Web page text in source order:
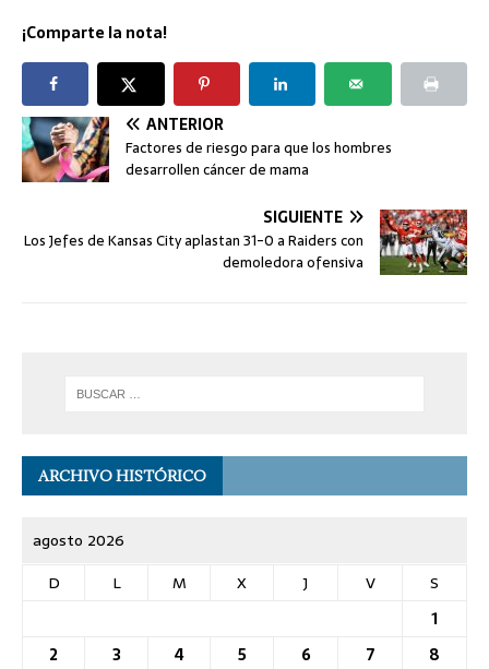
¡Comparte la nota!
ANTERIOR
Factores de riesgo para que los hombres
desarrollen cáncer de mama
SIGUIENTE
Los Jefes de Kansas City aplastan 31-0 a Raiders con
demoledora ofensiva
ARCHIVO HISTÓRICO
agosto 2026
D
L M X J V
S
1
2
3 4 5 6 7
8